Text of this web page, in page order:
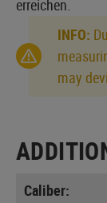
erreichen.
INFO:
may
Caliber: